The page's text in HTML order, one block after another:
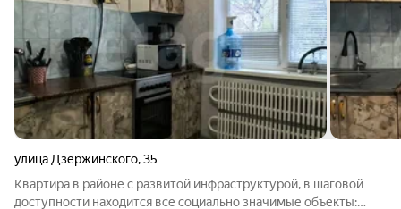
улица Дзержинского,35
Квартира в районе с развитой инфраструктурой, в шаговой
доступности находится все социально значимые объекты: